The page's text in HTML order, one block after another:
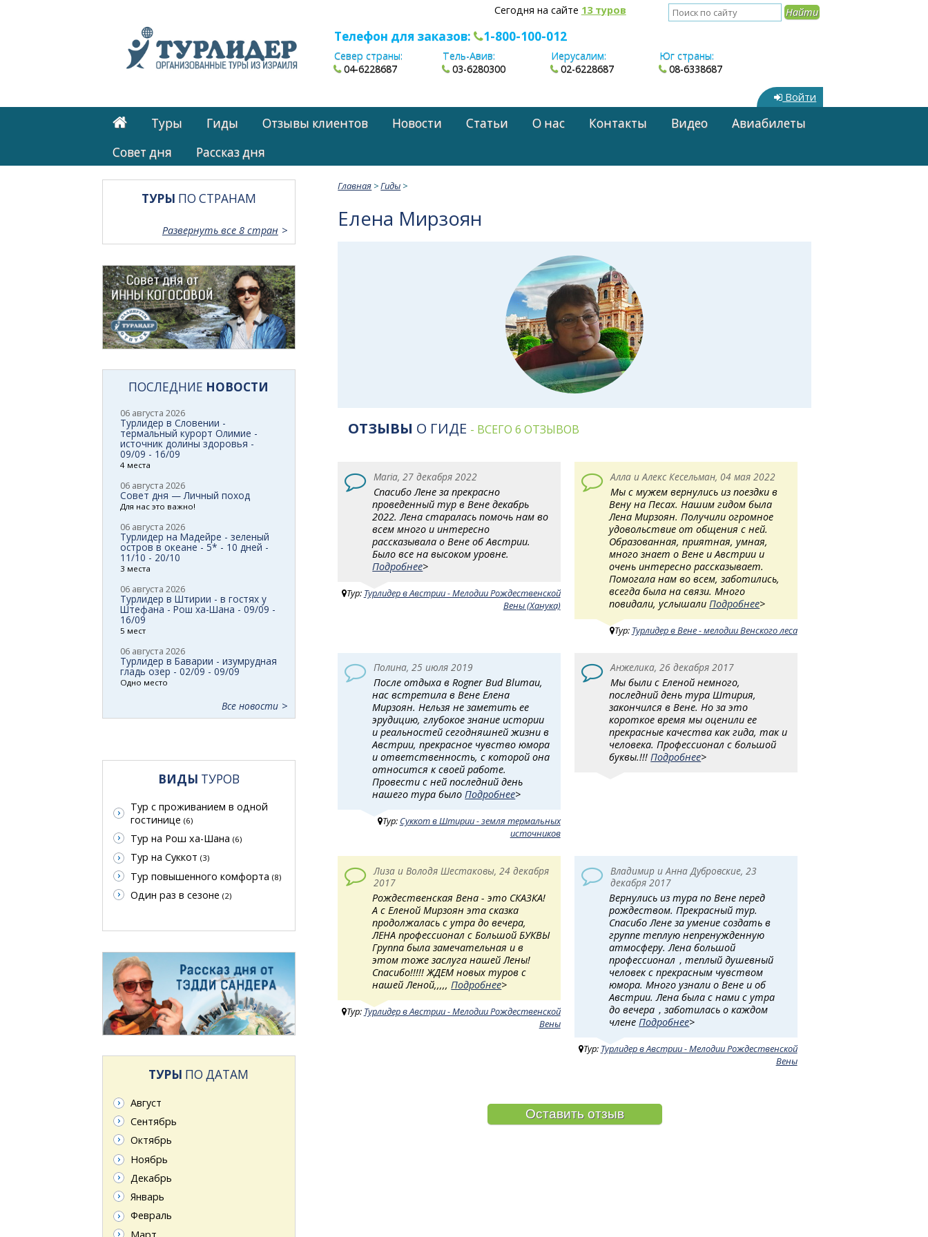
Сегодня на сайте 13 туров
Телефон для заказов: 1-800-100-012
Север страны:
04-6228687
Тель-Авив:
03-6280300
Иерусалим:
02-6228687
Юг страны:
08-6338687
Войти
Туры Гиды Отзывы клиентов Новости Статьи О нас Контакты Видео
Авиабилеты
Cовет дня
Рассказ дня
Главная >Гиды >
Елена Мирзоян
ОТЗЫВЫ О ГИДЕ - ВСЕГО 6 ОТЗЫВОВ
Maria, 27 декабря 2022
Спасибо Лене за прекрасно
проведенный тур в Вене декабрь
2022. Лена старалась помочь нам во
всем много и интересно
рассказывала о Вене об Австрии.
Было все на высоком уровне.
Подробнее>
Тур: Турлидер в Австрии - Мелодии Рождественской
Вены (Ханука)
Алла и Алекс Кесельман, 04 мая 2022
Мы с мужем вернулись из поездки в
Вену на Песах. Нашим гидом была
Лена Мирзоян. Получили огромное
удовольствие от общения с ней.
Образованная, приятная, умная,
много знает о Вене и Австрии и
очень интересно рассказывает.
Помогала нам во всем, заботились,
всегда была на связи. Много
повидали, услышалиПодробнее>
Тур: Турлидер в Вене - мелодии Венского леса
Полина, 25 июля 2019
После отдыха в Rogner Bud Blumau,
нас встретила в Вене Елена
Мирзоян. Нельзя не заметить ее
эрудицию, глубокое знание истории
и реальностей сегодняшней жизни в
Австрии, прекрасное чувство юмора
и ответственность, с которой она
относится к своей работе.
Провести с ней последний день
нашего тура былоПодробнее>
Тур: Суккот в Штирии - земля термальных
источников
Анжелика, 26 декабря 2017
Мы были с Еленой немного,
последний день тура Штирия,
закончился в Вене. Но за это
короткое время мы оценили ее
прекрасные качества как гида, так и
человека. Профессионал с большой
буквы.!!!Подробнее>
Лиза и Володя Шестаковы, 24 декабря
2017
Рождественская Вена - это СКАЗКА!
А с Еленой Мирзоян эта сказка
продолжалась с утра до вечера,
ЛЕНА профессионал с Большой БУКВЫ
Группа была замечательная и в
этом тоже заслуга нашей Лены!
Спасибо!!!!! ЖДЕМ новых туров с
нашей Леной,,,,, Подробнее>
Тур: Турлидер в Австрии - Мелодии Рождественской
Вены
Владимир и Анна Дубровские, 23
декабря 2017
Вернулись из тура по Вене перед
рождеством. Прекрасный тур.
Спасибо Лене за умение создать в
группе теплую непренужденную
атмосферу. Лена большой
профессионал，теплый душевный
человек с прекрасным чувством
юмора. Много узнали о Вене и об
Австрии. Лена была с нами с утра
до вечера，заботилась о каждом
члене Подробнее>
Тур: Турлидер в Австрии - Мелодии Рождественской
Вены
Оставить отзыв
ТУРЫ ПО СТРАНАМ
Развернуть все 8 стран
ПОСЛЕДНИЕ НОВОСТИ
06 августа 2026
Турлидер в Словении -
термальный курорт Олимие -
источник долины здоровья -
09/09 - 16/09
4 места
06 августа 2026
Совет дня — Личный поход
Для нас это важно!
06 августа 2026
Турлидер на Мадейре - зеленый
остров в океане - 5* - 10 дней -
11/10 - 20/10
3 места
06 августа 2026
Турлидер в Штирии - в гостях у
Штефана - Рош ха-Шана - 09/09 -
16/09
5 мест
06 августа 2026
Турлидер в Баварии - изумрудная
гладь озер - 02/09 - 09/09
Одно место
Все новости
ВИДЫ ТУРОВ
Тур с проживанием в одной
гостинице (6)
Тур на Рош ха-Шана (6)
Тур на Суккот (3)
Тур повышенного комфорта (8)
Один раз в сезоне (2)
ТУРЫ ПО ДАТАМ
Август
Сентябрь
Октябрь
Ноябрь
Декабрь
Январь
Февраль